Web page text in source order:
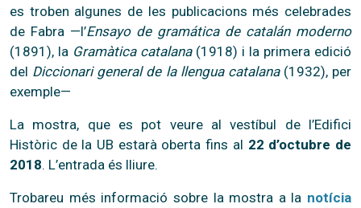
es troben algunes de les publicacions més celebrades
de Fabra —l’Ensayo de gramática de catalán moderno
(1891), la Gramàtica catalana(1918) i la primera edició
del Diccionari general de la llengua catalana(1932), per
exemple—
La mostra, que es pot veure al vestíbul de l’Edifici
Històric de la UB estarà oberta fins al 22 d’octubre de
2018. L’entrada és lliure.
Trobareu més informació sobre la mostra a la notícia